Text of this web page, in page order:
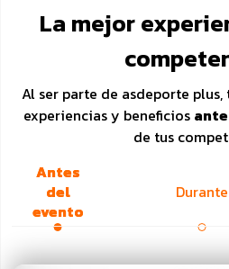
La mejor
Al ser parte de asdeporte
experiencias y beneficios
de tus
Antes
del
evento
Durante